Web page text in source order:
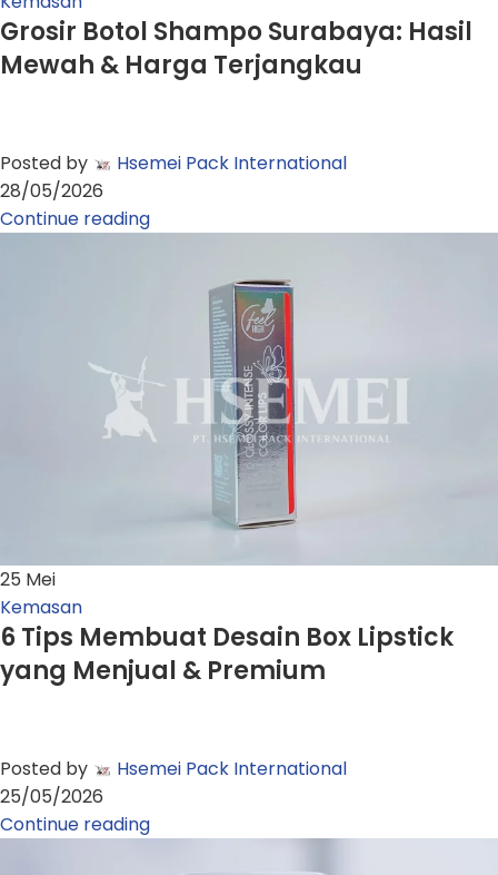
Grosir Botol Shampo Surabaya: Hasil
Mewah & Harga Terjangkau
Posted by
Hsemei Pack International
28/05/2026
Continue reading
25 Mei
Kemasan
6 Tips Membuat Desain Box Lipstick
yang Menjual & Premium
Posted by
Hsemei Pack International
25/05/2026
Continue reading